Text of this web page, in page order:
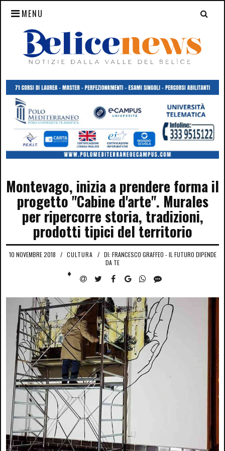
MENU
Montevago, inizia a prendere forma il
progetto "Cabine d'arte". Murales
per ripercorre storia, tradizioni,
prodotti tipici del territorio
10 NOVEMBRE 2018 / CULTURA / DI: FRANCESCO GRAFFEO - IL FUTURO DIPENDE
DA TE
♦